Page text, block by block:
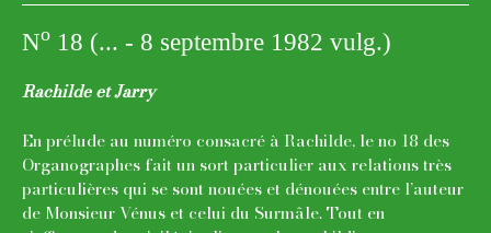
No 18 (... - 8 septembre 1982 vulg.)
Rachilde et Jarry
En prélude au numéro consacré à Rachilde, le no 18 des
Organographes fait un sort particulier aux relations très
particulières qui se sont nouées et dénouées entre l’auteur
de Monsieur Vénus et celui du Surmâle. Tout en